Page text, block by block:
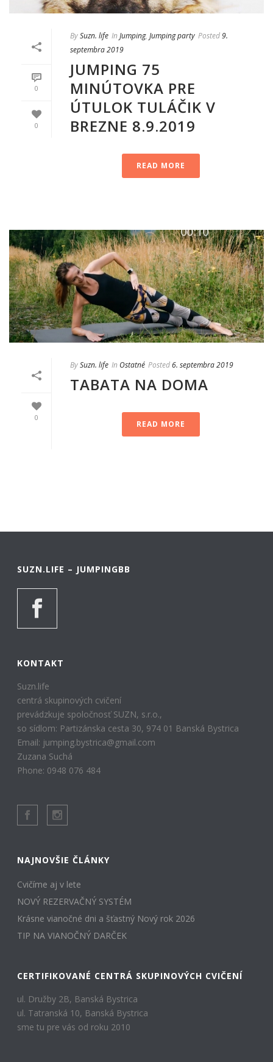
0
0
BySuzn. life In Jumping, Jumping party Posted9.
septembra 2019
JUMPING 75
MINÚTOVKA PRE
ÚTULOK TULÁČIK V
BREZNE 8.9.2019
READ MORE
0
BySuzn. life In Ostatné Posted6. septembra 2019
TABATA NA DOMA
READ MORE
SUZN.LIFE – JUMPINGBB
KONTAKT
Suzn.life
centrá skupinových cvičení
prevádzkuje spoločnosť SUZN, s.r.o.,
so sídlom: Partizánska cesta 30, 974 01 Banská Bystrica
Email: jumping.bystrica@gmail.com
Zuzana Suchá
Phone: 0948 076 484
NAJNOVŠIE ČLÁNKY
Cvičíme aj v lete
NOVÝ REZERVAČNÝ SYSTÉM
Krásne vianočné dni a šťastný Nový rok 2026
TIP NA VIANOČNÝ DARČEK
CERTIFIKOVANÉ CENTRÁ SKUPINOVÝCH CVIČENÍ
ul. Družby 2B, Banská Bystrica
ul. Tatranská 10, Banská Bystrica
sme tu pre vás od roku 2010